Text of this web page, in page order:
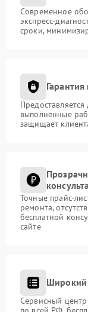
Современное
экспресс-
сроки,
выполненные
защищает
Точные прайс-
ремонта,
бесплатной
сайте
Широкий
Сервисный